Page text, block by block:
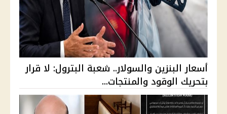
أسعار البنزين والسولار.. شعبة البترول: لا قرار
بتحريك الوقود والمنتجات...